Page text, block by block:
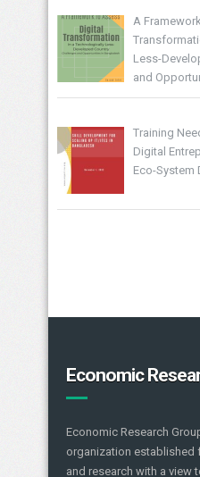
A
Less-
and
Training
Digital
Eco-System
Economic
Economic Research
organization
and research with a view